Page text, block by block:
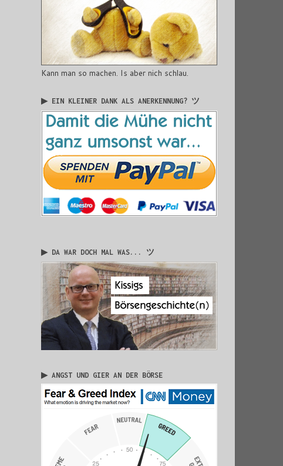
Kann man so machen. Is aber nich schlau.
▶ EIN KLEINER DANK ALS ANERKENNUNG? ツ
▶ DA WAR DOCH MAL WAS... ツ
▶ ANGST UND GIER AN DER BÖRSE